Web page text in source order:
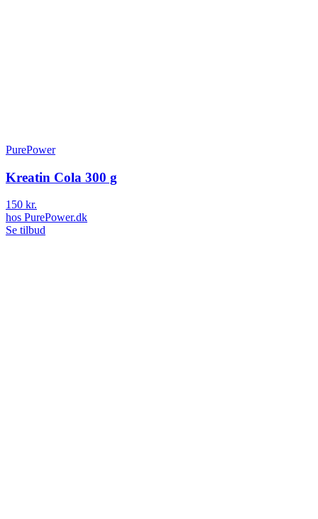
PurePower
Kreatin Cola 300 g
150 kr.
hos PurePower.dk
Se tilbud